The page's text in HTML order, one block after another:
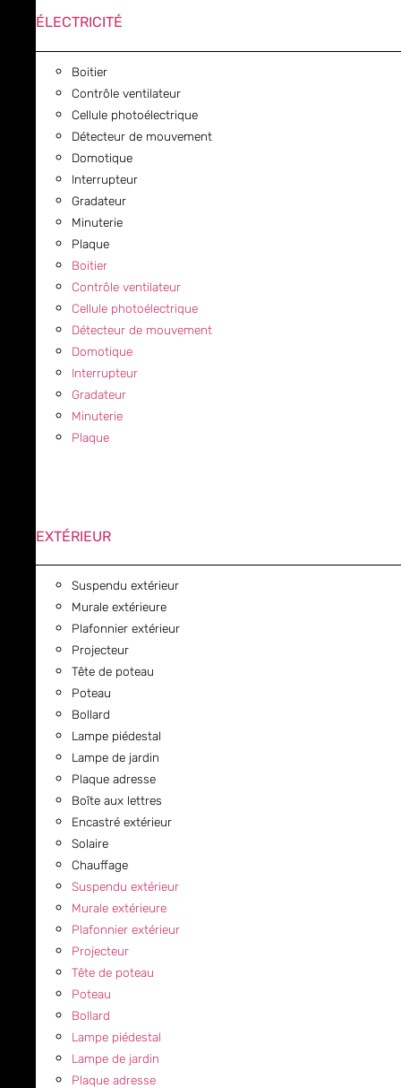
ÉLECTRICITÉ
Boitier
Contrôle ventilateur
Cellule photoélectrique
Détecteur de mouvement
Domotique
Interrupteur
Gradateur
Minuterie
Plaque
Boitier
Contrôle ventilateur
Cellule photoélectrique
Détecteur de mouvement
Domotique
Interrupteur
Gradateur
Minuterie
Plaque
EXTÉRIEUR
Suspendu extérieur
Murale extérieure
Plafonnier extérieur
Projecteur
Tête de poteau
Poteau
Bollard
Lampe piédestal
Lampe de jardin
Plaque adresse
Boîte aux lettres
Encastré extérieur
Solaire
Chauffage
Suspendu extérieur
Murale extérieure
Plafonnier extérieur
Projecteur
Tête de poteau
Poteau
Bollard
Lampe piédestal
Lampe de jardin
Plaque adresse